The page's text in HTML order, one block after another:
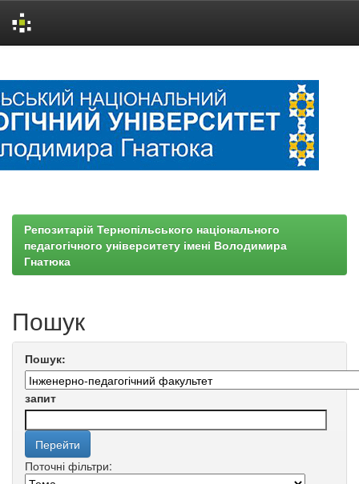
Репозитарій Тернопільського національного
педагогічного університету імені Володимира
Гнатюка
Пошук
Пошук:
запит
Поточні фільтри: